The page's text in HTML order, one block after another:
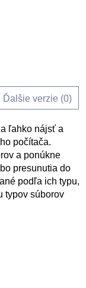
Ďalšie verzie (0)
ľahko nájsť a
počítača.
a ponúkne
presunutia do
podľa ich typu,
typov súborov